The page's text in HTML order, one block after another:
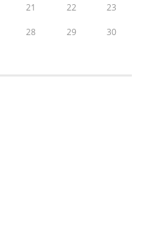
21 22 23
28 29 30